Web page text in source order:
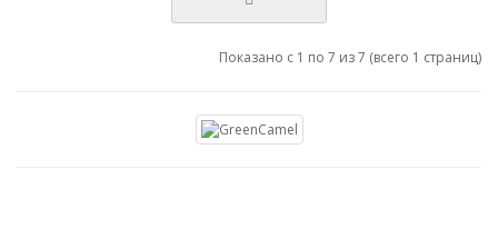
Показано с 1 по 7 из 7 (всего 1 страниц)